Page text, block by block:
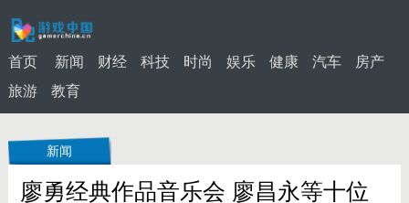
首页 新闻 财经 科技 时尚 娱乐 健康 汽车
房产
旅游
教育
新闻
廖勇经典作品音乐会 廖昌永等十位